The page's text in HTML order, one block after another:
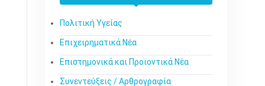
Πολιτική Υγείας
Επιχειρηματικά Νέα
Επιστημονικά και Προϊοντικά Νέα
Συνεντεύξεις / Αρθρογραφία